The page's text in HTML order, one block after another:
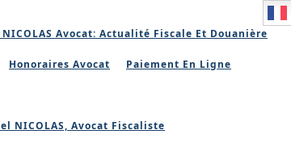
Avocat: Actualité Fiscale Et Douanière
Honoraires Avocat Paiement En Ligne
NICOLAS, Avocat Fiscaliste